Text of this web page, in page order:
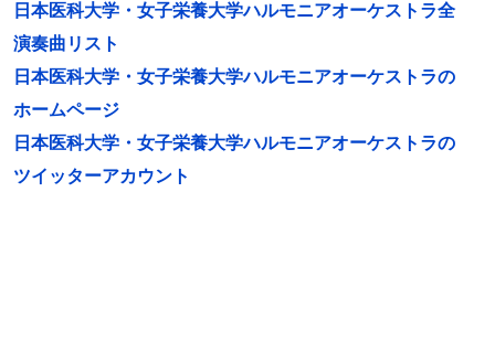
日本医科大学・女子栄養大学ハルモニアオーケストラ全
演奏曲リスト
日本医科大学・女子栄養大学ハルモニアオーケストラの
ホームページ
日本医科大学・女子栄養大学ハルモニアオーケストラの
ツイッターアカウント